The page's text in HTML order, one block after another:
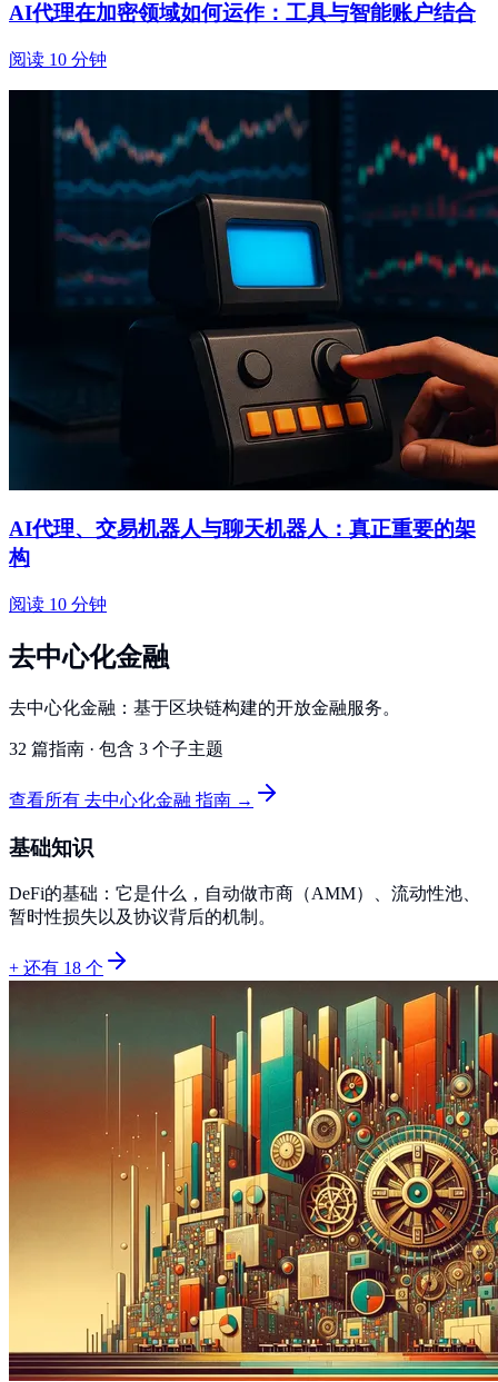
AI代理在加密领域如何运作：工具与智能账户结合
阅读 10 分钟
AI代理、交易机器人与聊天机器人：真正重要的架
构
阅读 10 分钟
去中心化金融
去中心化金融：基于区块链构建的开放金融服务。
32 篇指南 · 包含 3 个子主题
查看所有 去中心化金融 指南 →
基础知识
DeFi的基础：它是什么，自动做市商（AMM）、流动性池、
暂时性损失以及协议背后的机制。
+ 还有 18 个